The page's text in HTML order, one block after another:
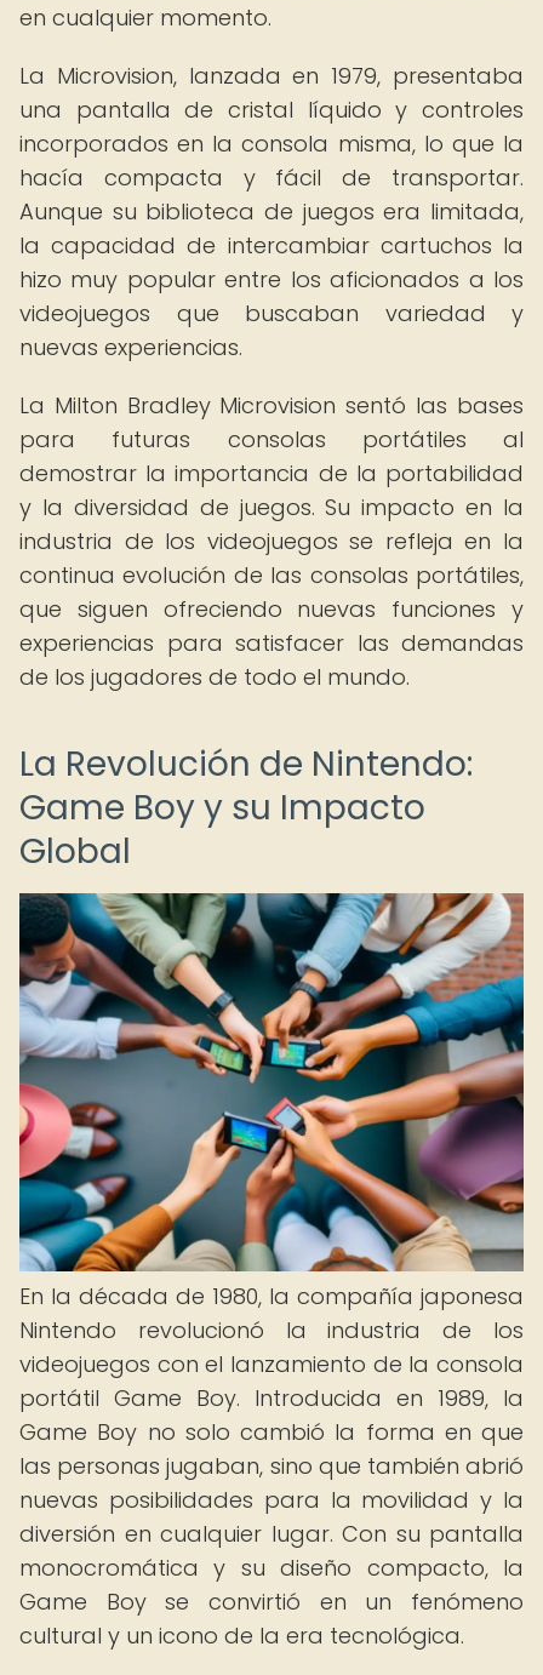
en cualquier momento.
La Microvision, lanzada en 1979, presentaba
una pantalla de cristal líquido y controles
incorporados en la consola misma, lo que la
hacía compacta y fácil de transportar.
Aunque su biblioteca de juegos era limitada,
la capacidad de intercambiar cartuchos la
hizo muy popular entre los aficionados a los
videojuegos que buscaban variedad y
nuevas experiencias.
La Milton Bradley Microvision sentó las bases
para futuras consolas portátiles al
demostrar la importancia de la portabilidad
y la diversidad de juegos. Su impacto en la
industria de los videojuegos se refleja en la
continua evolución de las consolas portátiles,
que siguen ofreciendo nuevas funciones y
experiencias para satisfacer las demandas
de los jugadores de todo el mundo.
La Revolución de Nintendo:
Game Boy y su Impacto
Global
En la década de 1980, la compañía japonesa
Nintendo revolucionó la industria de los
videojuegos con el lanzamiento de la consola
portátil Game Boy. Introducida en 1989, la
Game Boy no solo cambió la forma en que
las personas jugaban, sino que también abrió
nuevas posibilidades para la movilidad y la
diversión en cualquier lugar. Con su pantalla
monocromática y su diseño compacto, la
Game Boy se convirtió en un fenómeno
cultural y un icono de la era tecnológica.